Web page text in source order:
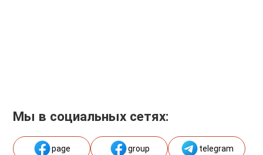
Мы в социальных сетях:
page group telegram